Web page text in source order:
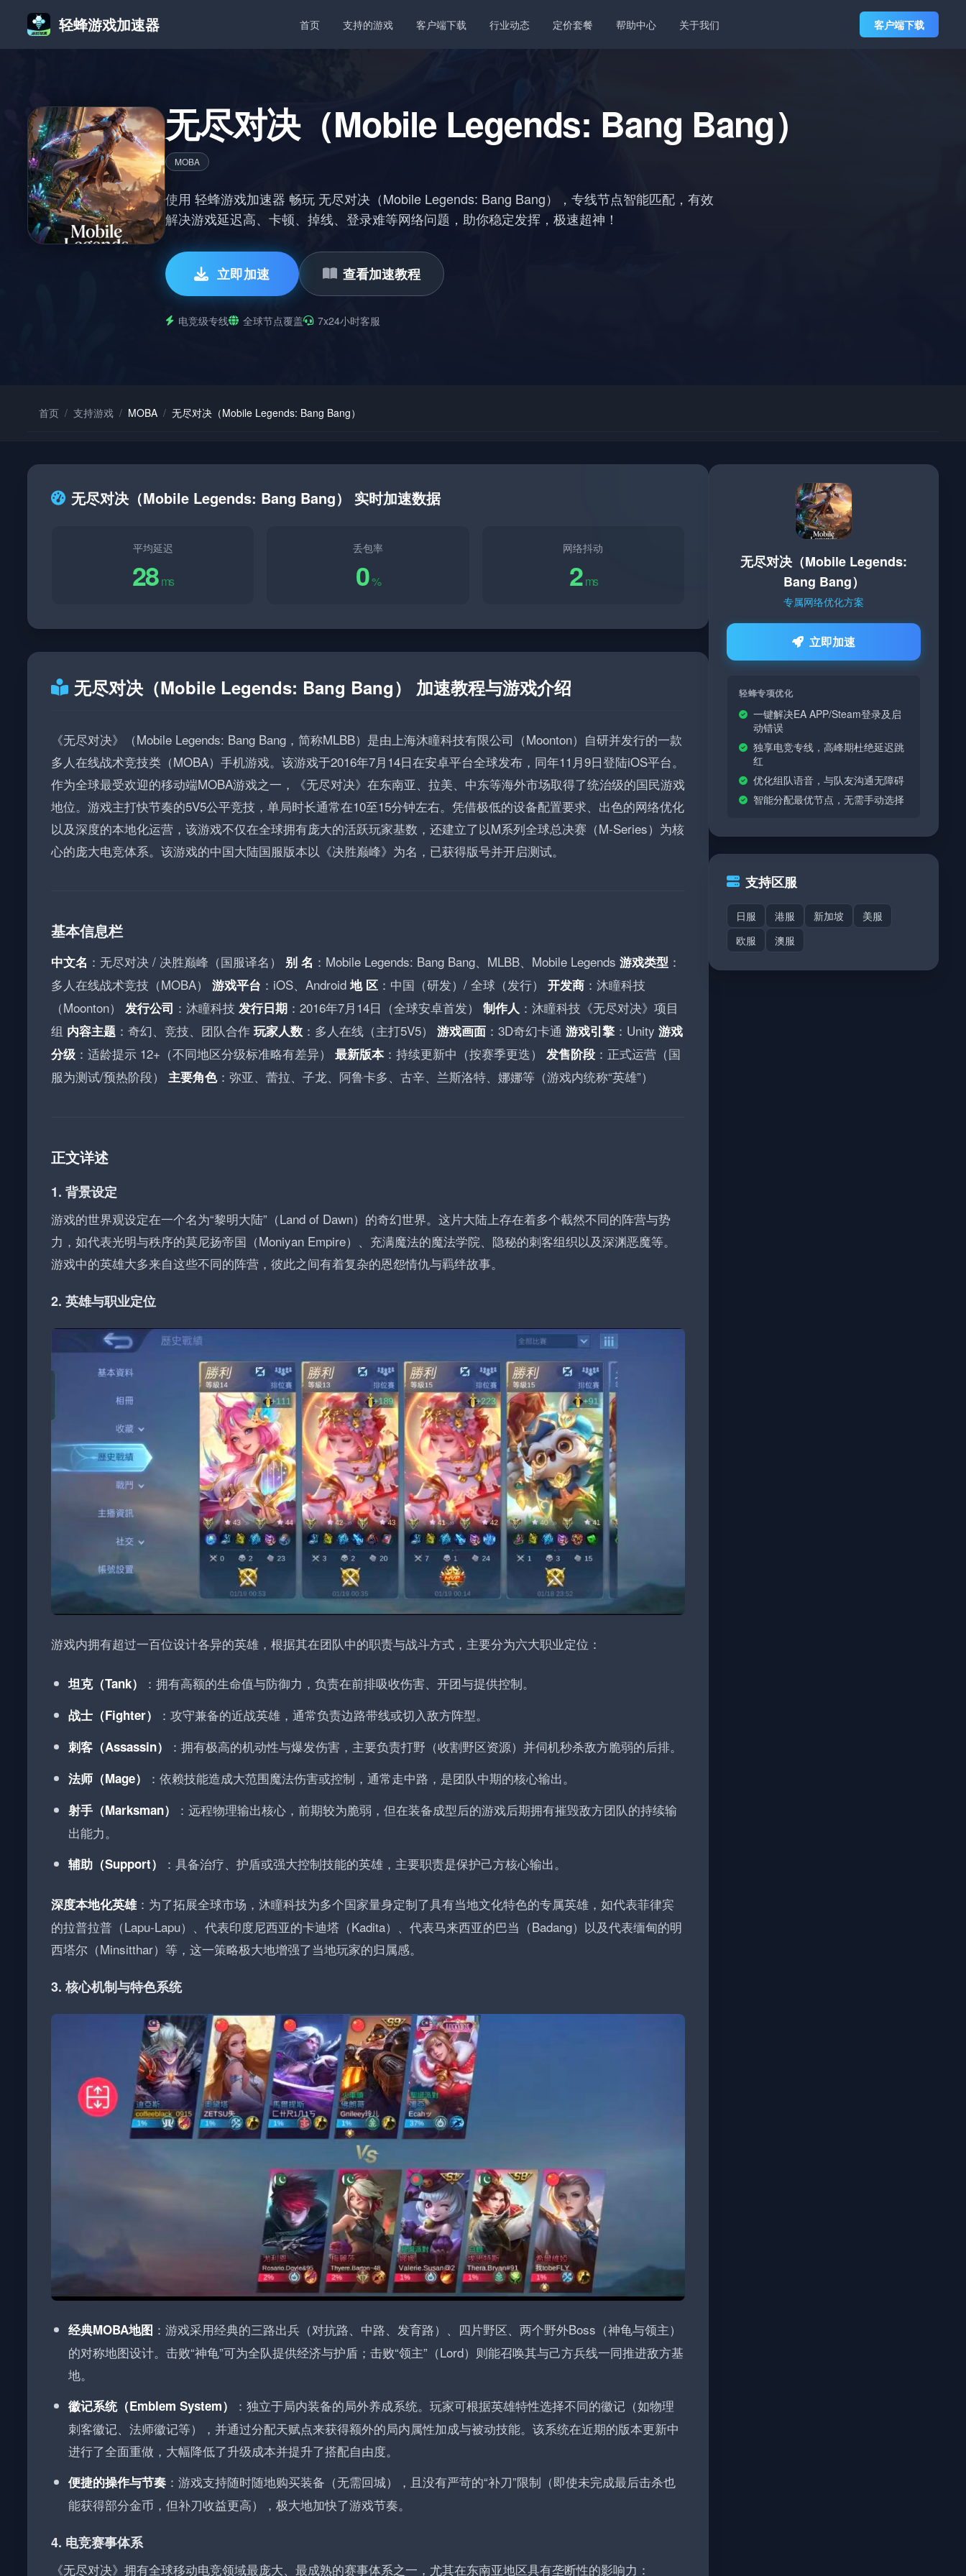
轻蜂游戏加速器 首页 支持的游戏 客户端下载 行业动态 定价套餐 帮助中心 关于我们 客户端下载
无尽对决（Mobile Legends: Bang Bang）
MOBA
使用 轻蜂游戏加速器 畅玩 无尽对决（Mobile Legends: Bang Bang），专线节点智能匹配，有效
解决游戏延迟高、卡顿、掉线、登录难等网络问题，助你稳定发挥，极速超神！
立即加速 查看加速教程
电竞级专线 全球节点覆盖 7x24小时客服
首页 / 支持游戏 / MOBA / 无尽对决（Mobile Legends: Bang Bang）
无尽对决（Mobile Legends: Bang Bang） 实时加速数据
平均延迟
28 ms
丢包率
0%
网络抖动
2 ms
无尽对决（Mobile Legends: Bang Bang） 加速教程与游戏介绍
《无尽对决》（Mobile Legends: Bang Bang，简称MLBB）是由上海沐瞳科技有限公司（Moonton）自研并发行的一款
多人在线战术竞技类（MOBA）手机游戏。该游戏于2016年7月14日在安卓平台全球发布，同年11月9日登陆iOS平台。
作为全球最受欢迎的移动端MOBA游戏之一，《无尽对决》在东南亚、拉美、中东等海外市场取得了统治级的国民游戏
地位。游戏主打快节奏的5V5公平竞技，单局时长通常在10至15分钟左右。凭借极低的设备配置要求、出色的网络优化
以及深度的本地化运营，该游戏不仅在全球拥有庞大的活跃玩家基数，还建立了以M系列全球总决赛（M-Series）为核
心的庞大电竞体系。该游戏的中国大陆国服版本以《决胜巅峰》为名，已获得版号并开启测试。
基本信息栏
中文名 ：无尽对决 / 决胜巅峰（国服译名） 别 名 ：Mobile Legends: Bang Bang、MLBB、Mobile Legends 游戏类型 ：
多人在线战术竞技（MOBA） 游戏平台 ：iOS、Android 地 区 ：中国（研发）/ 全球（发行） 开发商 ：沐瞳科技
（Moonton） 发行公司 ：沐瞳科技 发行日期 ：2016年7月14日（全球安卓首发） 制作人 ：沐瞳科技《无尽对决》项目
组 内容主题 ：奇幻、竞技、团队合作 玩家人数 ：多人在线（主打5V5） 游戏画面 ：3D奇幻卡通 游戏引擎 ：Unity 游戏
分级 ：适龄提示 12+（不同地区分级标准略有差异） 最新版本：持续更新中（按赛季更迭） 发售阶段 ：正式运营（国
服为测试/预热阶段） 主要角色：弥亚、蕾拉、子龙、阿鲁卡多、古辛、兰斯洛特、娜娜等（游戏内统称“英雄”）
正文详述
1. 背景设定
游戏的世界观设定在一个名为“黎明大陆”（Land of Dawn）的奇幻世界。这片大陆上存在着多个截然不同的阵营与势
力，如代表光明与秩序的莫尼扬帝国（Moniyan Empire）、充满魔法的魔法学院、隐秘的刺客组织以及深渊恶魔等。
游戏中的英雄大多来自这些不同的阵营，彼此之间有着复杂的恩怨情仇与羁绊故事。
2. 英雄与职业定位
游戏内拥有超过一百位设计各异的英雄，根据其在团队中的职责与战斗方式，主要分为六大职业定位：
坦克（Tank） ：拥有高额的生命值与防御力，负责在前排吸收伤害、开团与提供控制。
战士（Fighter） ：攻守兼备的近战英雄，通常负责边路带线或切入敌方阵型。
刺客（Assassin） ：拥有极高的机动性与爆发伤害，主要负责打野（收割野区资源）并伺机秒杀敌方脆弱的后排。
法师（Mage） ：依赖技能造成大范围魔法伤害或控制，通常走中路，是团队中期的核心输出。
射手（Marksman）
：远程物理输出核心，前期较为脆弱，但在装备成型后的游戏后期拥有摧毁敌方团队的持续输
出能力。
辅助（Support） ：具备治疗、护盾或强大控制技能的英雄，主要职责是保护己方核心输出。
深度本地化英雄：为了拓展全球市场，沐瞳科技为多个国家量身定制了具有当地文化特色的专属英雄，如代表菲律宾
的拉普拉普（Lapu-Lapu）、代表印度尼西亚的卡迪塔（Kadita）、代表马来西亚的巴当（Badang）以及代表缅甸的明
西塔尔（Minsitthar）等，这一策略极大地增强了当地玩家的归属感。
3. 核心机制与特色系统
经典MOBA地图 ：游戏采用经典的三路出兵（对抗路、中路、发育路）、四片野区、两个野外Boss（神龟与领主）
的对称地图设计。击败“神龟”可为全队提供经济与护盾；击败“领主”（Lord）则能召唤其与己方兵线一同推进敌方基
地。
徽记系统（Emblem System）
：独立于局内装备的局外养成系统。玩家可根据英雄特性选择不同的徽记（如物理
刺客徽记、法师徽记等），并通过分配天赋点来获得额外的局内属性加成与被动技能。该系统在近期的版本更新中
进行了全面重做，大幅降低了升级成本并提升了搭配自由度。
便捷的操作与节奏 ：游戏支持随时随地购买装备（无需回城），且没有严苛的“补刀”限制（即使未完成最后击杀也
能获得部分金币，但补刀收益更高），极大地加快了游戏节奏。
4. 电竞赛事体系
《无尽对决》拥有全球移动电竞领域最庞大、最成熟的赛事体系之一，尤其在东南亚地区具有垄断性的影响力：
无尽对决（Mobile Legends:
Bang Bang）
专属网络优化方案
立即加速
轻蜂专项优化
一键解决EA APP/Steam登录及启
动错误
独享电竞专线，高峰期杜绝延迟跳
红
优化组队语音，与队友沟通无障碍
智能分配最优节点，无需手动选择
支持区服
日服 港服 新加坡
美服
欧服
澳服